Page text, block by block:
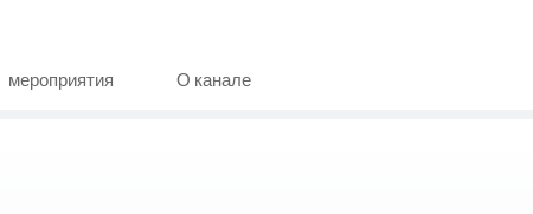
мероприятия О канале